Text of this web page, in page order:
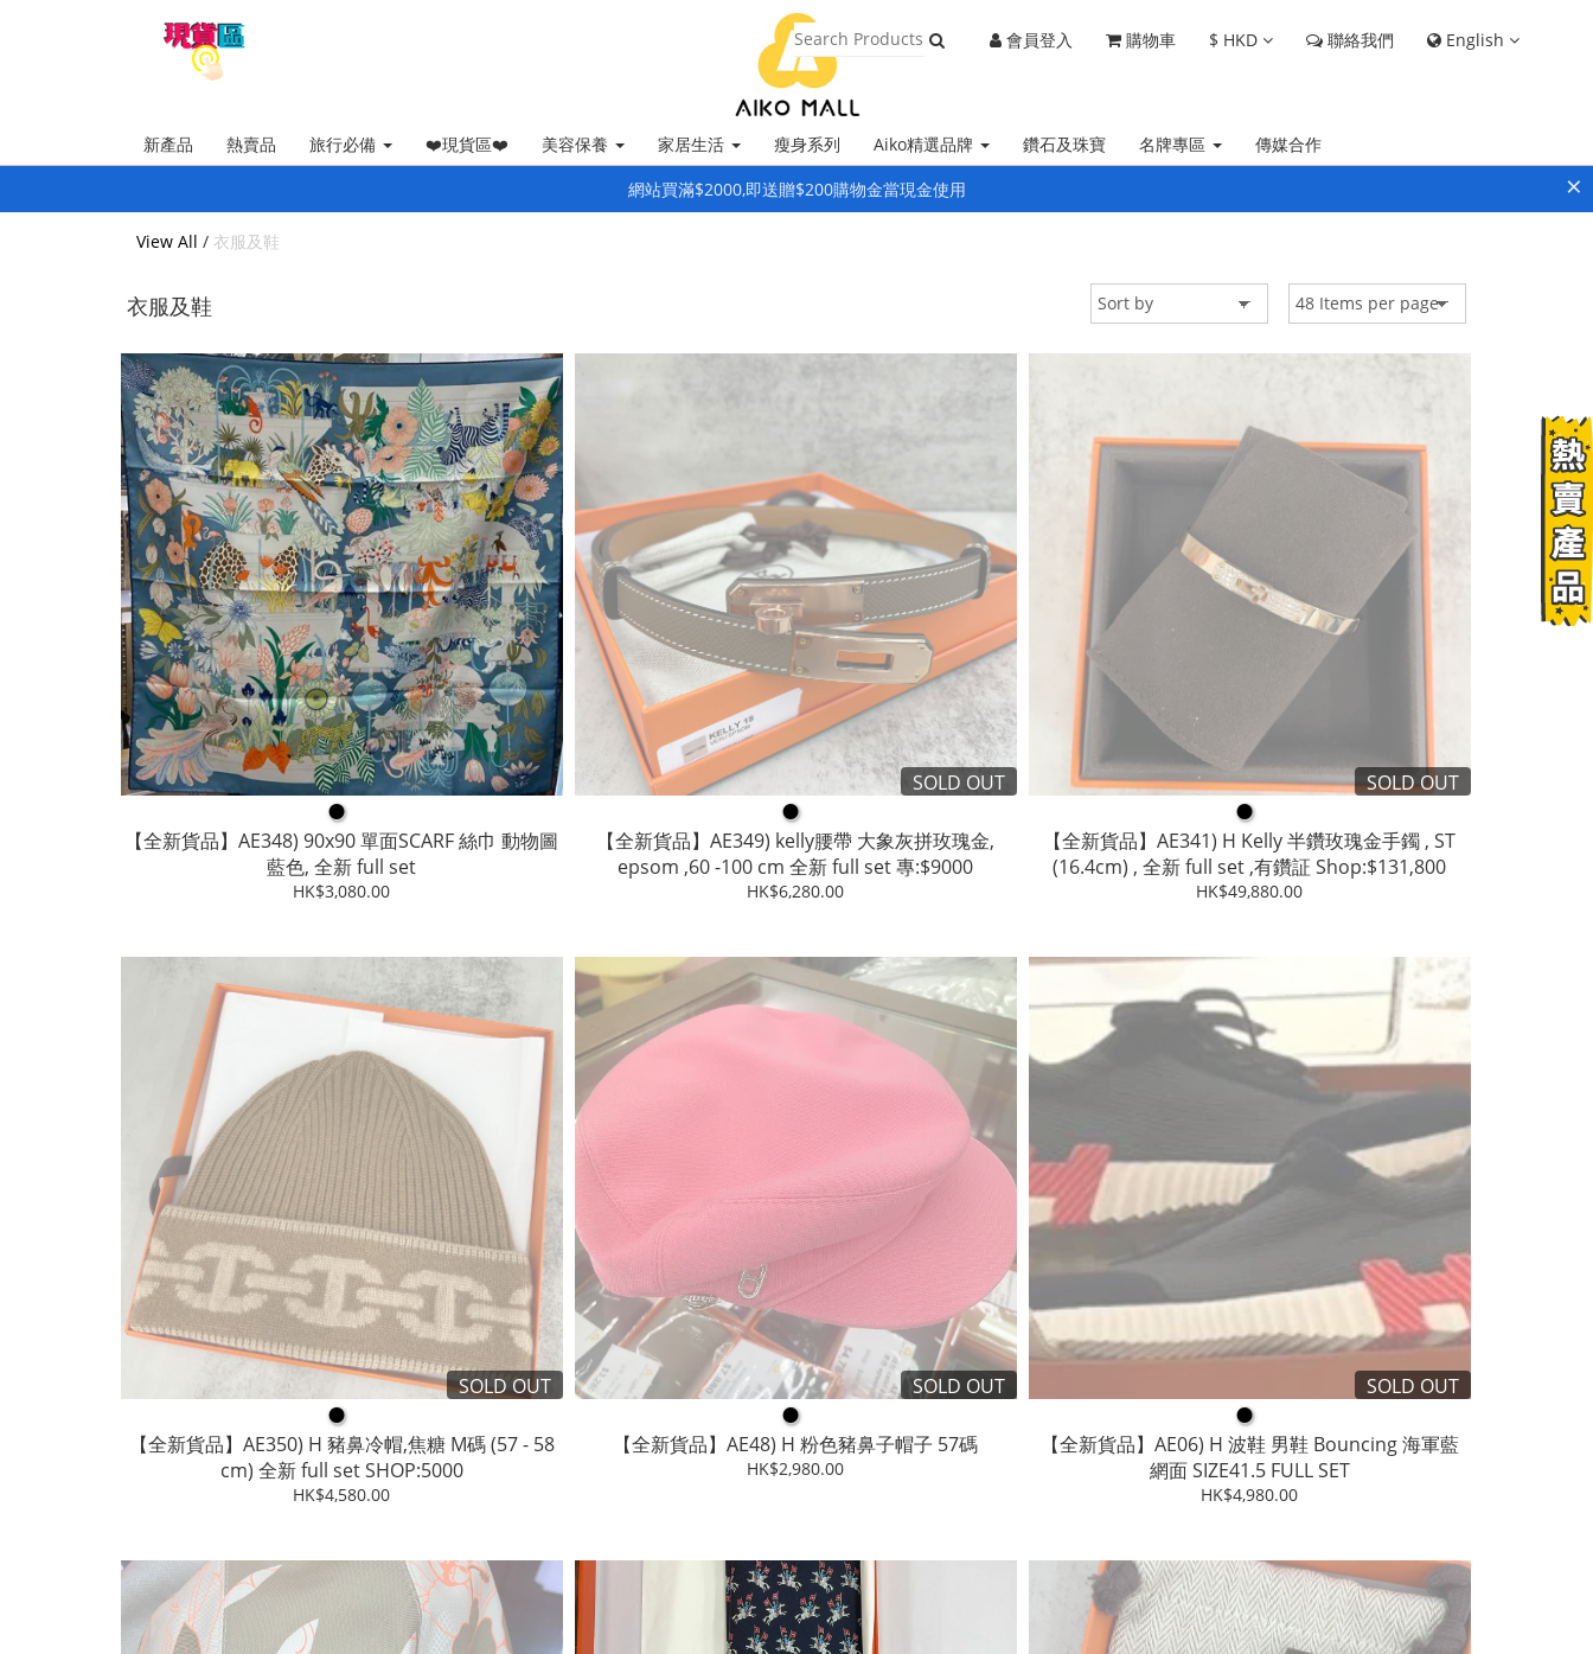
網站買滿$2000,即送贈$200購物金當現金使用 ×
新產品 熱賣品 旅行必備 ❤️現貨區❤️ 美容保養 家居生活 瘦身系列 Aiko精選品牌 鑽石及珠寶 名牌專區 傳媒合作
會員登入 購物車 $ HKD 聯絡我們 English
View All / 衣服及鞋
衣服及鞋
●
【全新貨品】AE348) 90x90 單面SCARF 絲巾 動物圖
藍色, 全新 full set
HK$3,080.00
SOLD OUT
●
【全新貨品】AE349) kelly腰帶 大象灰拼玫瑰金,
epsom ,60 -100 cm 全新 full set 專:$9000
HK$6,280.00
SOLD OUT
●
【全新貨品】AE341) H Kelly 半鑽玫瑰金手鐲 , ST
(16.4cm) , 全新 full set ,有鑽証 Shop:$131,800
HK$49,880.00
SOLD OUT
●
【全新貨品】AE350) H 豬鼻冷帽,焦糖 M碼 (57 - 58
cm) 全新 full set SHOP:5000
HK$4,580.00
SOLD OUT
●
【全新貨品】AE48) H 粉色豬鼻子帽子 57碼
HK$2,980.00
SOLD OUT
●
【全新貨品】AE06) H 波鞋 男鞋 Bouncing 海軍藍
網面 SIZE41.5 FULL SET
HK$4,980.00